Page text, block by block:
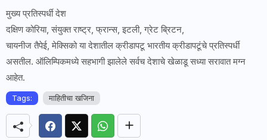
मुख्य प्रतिस्पर्धी देश
दक्षिण कोरिया, संयुक्त राष्ट्र, फ्रान्स, इटली, ग्रेट ब्रिटन,
चायनीज तैपेई, मेक्सिको या देशातील क्रीडापटू भारतीय क्रीडापटूंचे प्रतिस्पर्धी
असतील. ऑलिम्पिकमध्ये सहभागी झालेले सर्वच देशाचे खेळाडू सध्या सरावात मग्न
आहेत.
Tags: माहितीचा खजिना